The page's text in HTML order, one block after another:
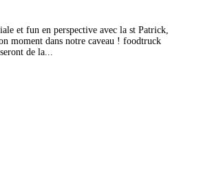
et fun en perspective avec la st Patrick,
moment dans notre caveau ! foodtruck
de la...